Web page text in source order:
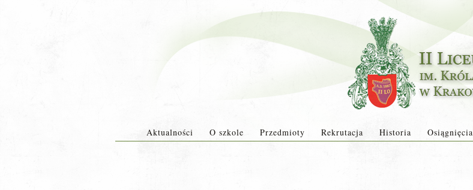
Aktualności O szkole Przedmioty Rekrutacja Historia Osiągnięcia